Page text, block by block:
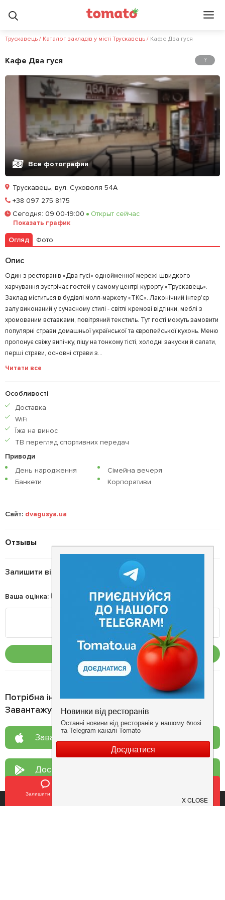
Трускавець / Каталог закладів у місті Трускавець / Кафе Два гуся
Кафе Два гуся ?
Все фотографии
Залишити відгук
Залишити відгук
Трускавець, вул. Суховоля 54А
+38 097 275 8175
Сегодня: 09:00-19:00 Открыт сейчас
Показать график
Огляд Фото
Опис
Один з ресторанів «Два гусі» однойменної мережі швидкого
харчування зустрічає гостей у самому центрі курорту «Трускавець».
Заклад міститься в будівлі молл-маркету «ТКС». Лаконічний інтер'єр
залу виконаний у сучасному стилі - світлі кремові відтінки, меблі з
хромованим вставками, повітряний текстиль. Тут гості можуть замовити
популярні страви домашньої української та європейської кухонь. Меню
пропонує свіжу випічку, піцу на тонкому тісті, холодні закуски й салати,
перші страви, основні страви з...
Читати все
Особливості
Доставка
WiFi
Їжа на винос
ТВ перегляд спортивних передач
Приводи
День народження
Сімейна вечеря
Банкети
Корпоративи
Сайт: dvagusya.ua
Отзывы
Залишити відгук
Ваша оцінка:
Потрібна інформація про заклад?
Завантажуйте додаток!
Завантажте у
Доступно у